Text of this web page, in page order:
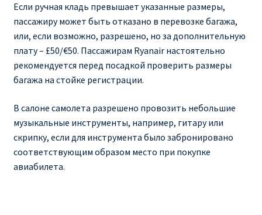
Если ручная кладь превышает указанные размеры,
пассажиру может быть отказано в перевозке багажа,
или, если возможно, разрешено, но за дополнительную
плату – £50/€50. Пассажирам Ryanair настоятельно
рекомендуется перед посадкой проверить размеры
багажа на стойке регистрации.
В салоне самолета разрешено провозить небольшие
музыкальные инструменты, например, гитару или
скрипку, если для инструмента было забронировано
соответствующим образом место при покупке
авиабилета.